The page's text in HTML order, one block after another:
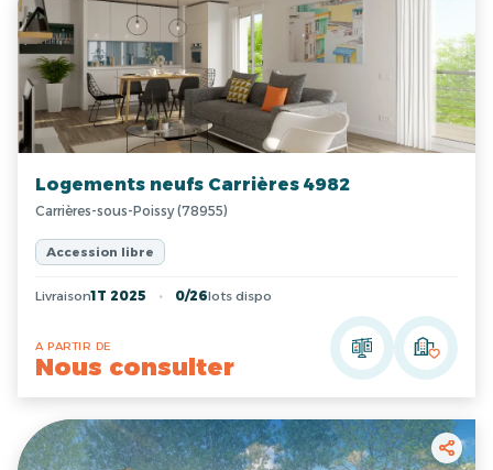
Logements neufs Carrières 4982
Carrières-sous-Poissy (78955)
Accession libre
Livraison1T 2025 0/26lots dispo
A PARTIR DE
Nous consulter